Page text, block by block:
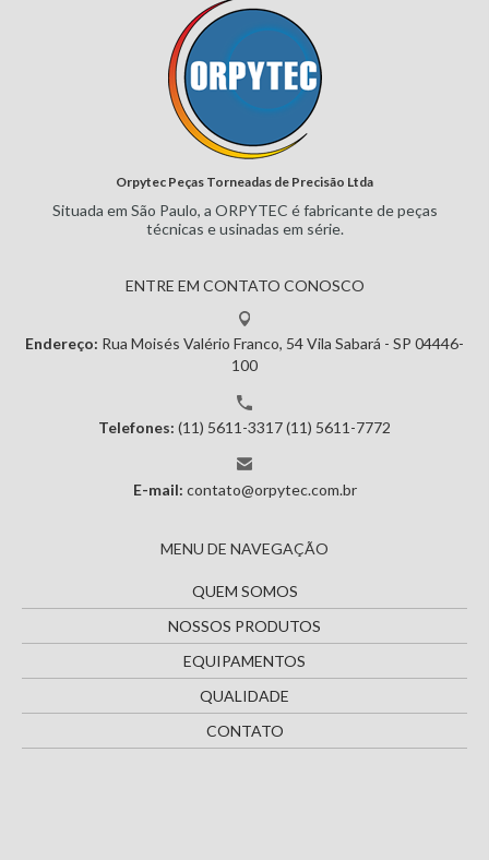
Orpytec Peças Torneadas de Precisão Ltda
Situada em São Paulo, a ORPYTEC é fabricante de peças
técnicas eusinadas em série.
ENTRE EM CONTATO CONOSCO
Endereço: Rua Moisés Valério Franco, 54Vila Sabará - SP 04446-
100
Telefones: (11) 5611-3317(11) 5611-7772
E-mail: contato@orpytec.com.br
MENU DE NAVEGAÇÃO
QUEM SOMOS
NOSSOS PRODUTOS
EQUIPAMENTOS
QUALIDADE
CONTATO